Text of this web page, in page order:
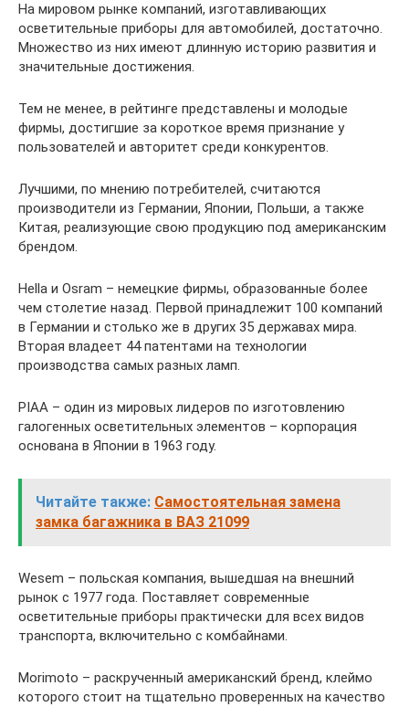
На мировом рынке компаний, изготавливающих
осветительные приборы для автомобилей, достаточно.
Множество из них имеют длинную историю развития и
значительные достижения.
Тем не менее, в рейтинге представлены и молодые
фирмы, достигшие за короткое время признание у
пользователей и авторитет среди конкурентов.
Лучшими, по мнению потребителей, считаются
производители из Германии, Японии, Польши, а также
Китая, реализующие свою продукцию под американским
брендом.
Hella и Osram – немецкие фирмы, образованные более
чем столетие назад. Первой принадлежит 100 компаний
в Германии и столько же в других 35 державах мира.
Вторая владеет 44 патентами на технологии
производства самых разных ламп.
PIAA – один из мировых лидеров по изготовлению
галогенных осветительных элементов – корпорация
основана в Японии в 1963 году.
Читайте также: Самостоятельная замена
замка багажника в ВАЗ 21099
Wesem – польская компания, вышедшая на внешний
рынок с 1977 года. Поставляет современные
осветительные приборы практически для всех видов
транспорта, включительно с комбайнами.
Morimoto – раскрученный американский бренд, клеймо
которого стоит на тщательно проверенных на качество